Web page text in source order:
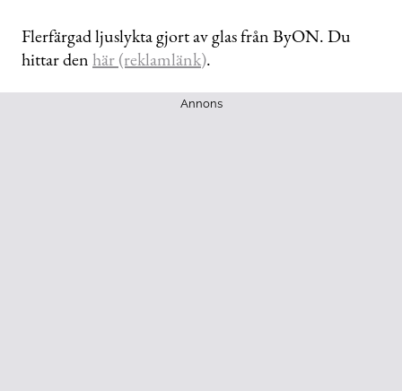
Flerfärgad ljuslykta gjort av glas från ByON. Du
hittar denhär (reklamlänk).
Annons